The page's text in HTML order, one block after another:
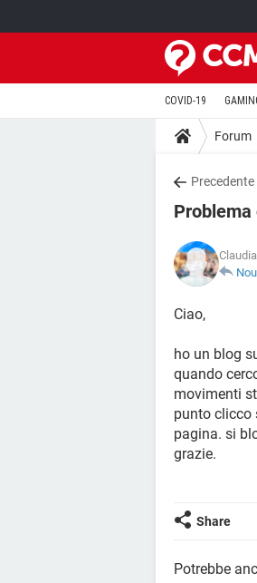
COVID-19
Forum
Precedente
Claudia
Ciao,
ho un blog
quando
movimenti
punto clicco
pagina. si
grazie.
Share
Potrebbe